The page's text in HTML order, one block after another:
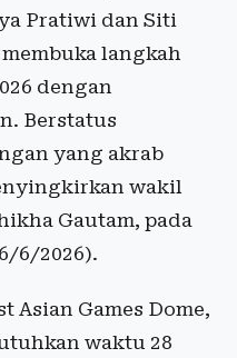
Pratiwi dan Siti
langkah
dengan
Berstatus
yang akrab
wakil
Gautam, pada
6/2026).
Asian Games Dome,
waktu 28